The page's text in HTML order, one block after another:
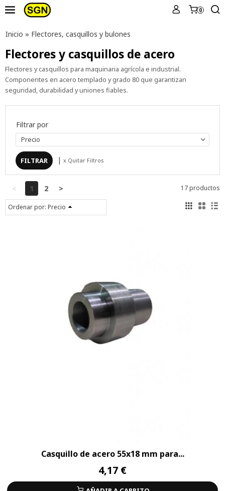
0
Inicio » Flectores, casquillos y bulones
Flectores y casquillos de acero
Flectores y casquillos para maquinaria agrícola e industrial.
Componentes en acero templado y grado 80 que garantizan
seguridad, durabilidad y uniones fiables.
Filtrar por
Precio
| x Quitar Filtros
< 1 2 > 17 productos
Ordenar por: Precio
Casquillo de acero 55x18 mm para...
4,17 €